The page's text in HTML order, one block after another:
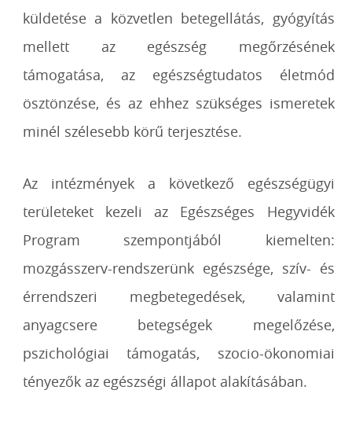
küldetése a közvetlen betegellátás, gyógyítás
mellett az egészség megőrzésének
támogatása, az egészségtudatos életmód
ösztönzése, és az ehhez szükséges ismeretek
minél szélesebb körű terjesztése.
Az intézmények a következő egészségügyi
területeket kezeli az Egészséges Hegyvidék
Program szempontjából kiemelten:
mozgásszerv-rendszerünk egészsége, szív- és
érrendszeri megbetegedések, valamint
anyagcsere betegségek megelőzése,
pszichológiai támogatás, szocio-ökonomiai
tényezők az egészségi állapot alakításában.